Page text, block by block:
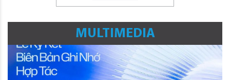
MULTIMEDIA